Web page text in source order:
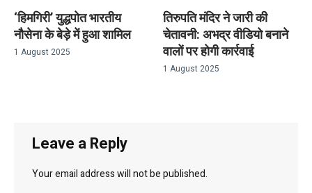
‘हिमगिरी’ युद्धपोत भारतीय
नौसेना के बेड़े में हुआ शामिल
1 August 2025
तिरुपति मंदिर ने जारी की
चेतावनी: अभद्र वीडियो बनाने
वालों पर होगी कार्रवाई
1 August 2025
Leave a Reply
Your email address will not be published.